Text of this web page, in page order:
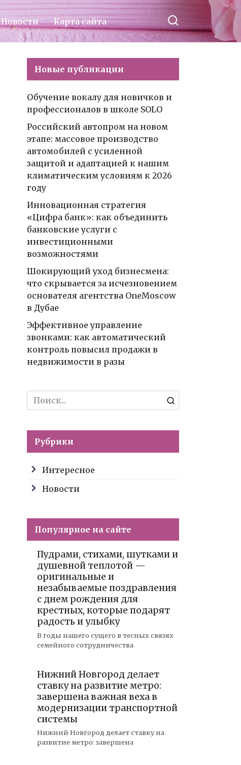
Новости Карта сайта
Новые публикации
Обучение вокалу для новичков и
профессионалов в школе SOLO
Российский автопром на новом
этапе: массовое производство
автомобилей с усиленной
защитой и адаптацией к нашим
климатическим условиям к 2026
году
Инновационная стратегия
«Цифра банк»: как объединить
банковские услуги с
инвестиционными
возможностями
Шокирующий уход бизнесмена:
что скрывается за исчезновением
основателя агентства OneMoscow
в Дубае
Эффективное управление
звонками: как автоматический
контроль повысил продажи в
недвижимости в разы
Search
for:
Рубрики
Интересное
Новости
Популярное на сайте
Пудрами, стихами, шутками и
душевной теплотой —
оригинальные и
незабываемые поздравления
с днем рождения для
крестных, которые подарят
радость и улыбку
В годы нашего сущего в тесных связях
семейного сотрудничества
Нижний Новгород делает
ставку на развитие метро:
завершена важная веха в
модернизации транспортной
системы
Нижний Новгород делает ставку на
развитие метро: завершена